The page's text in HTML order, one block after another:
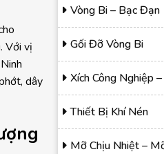
Với vị
dây
Vòng Bi – Bạc Đạn
Gối Đỡ Vòng Bi
Xích Công Nghiệp
Thiết Bị Khí Nén
Mỡ Chịu Nhiệt –